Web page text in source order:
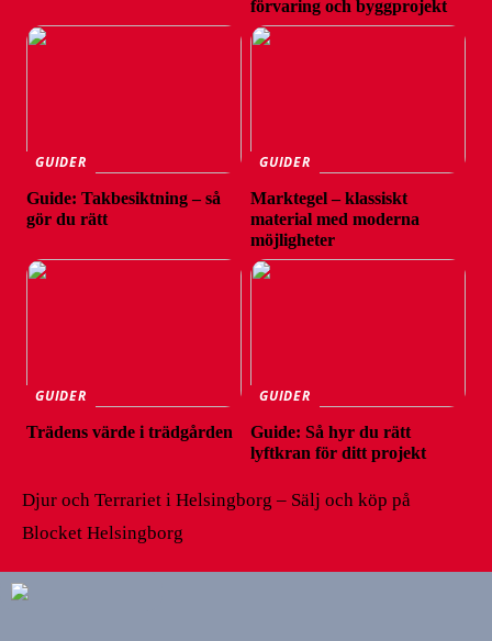
förvaring och byggprojekt
GUIDER
Guide: Takbesiktning – så
gör du rätt
GUIDER
Marktegel – klassiskt
material med moderna
möjligheter
GUIDER
Trädens värde i trädgården
GUIDER
Guide: Så hyr du rätt
lyftkran för ditt projekt
Djur och Terrariet i Helsingborg – Sälj och köp på
Blocket Helsingborg